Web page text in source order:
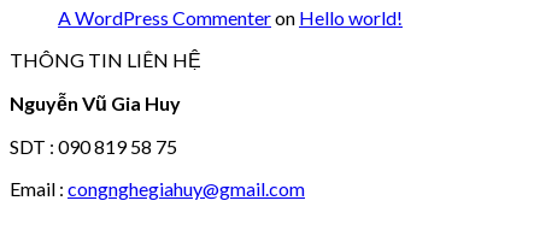
A WordPress Commenteron Hello world!
THÔNG TIN LIÊN HỆ
Nguyễn Vũ Gia Huy
SDT : 090 819 58 75
Email : congnghegiahuy@gmail.com